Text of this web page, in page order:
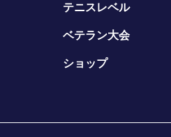
テニスレベル
ベテラン大会
ショップ